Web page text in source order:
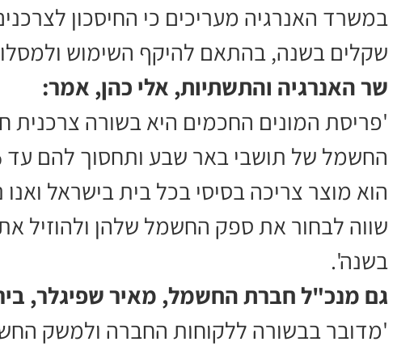
במשרד האנרגיה מעריכים כי החיסכון
שקלים בשנה, בהתאם להיקף השימוש
שר האנרגיה והתשתיות, אלי כהן, אמר:
'פריסת המונים החכמים היא בשורה צרכנית
הוא מוצר צריכה בסיסי בכל בית בישראל
שווה לבחור את ספק החשמל שלהן ולהוזיל
בשנה'.
גם מנכ"ל חברת החשמל, מאיר שפיגלר,
'מדובר בבשורה ללקוחות החברה ולמשק